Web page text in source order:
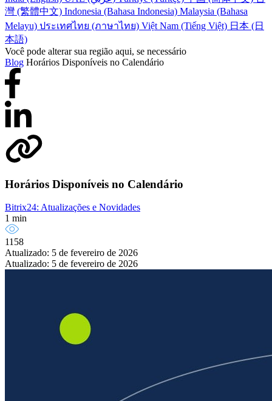
灣 (繁體中文) Indonesia (Bahasa Indonesia) Malaysia (Bahasa
Melayu) ประเทศไทย (ภาษาไทย) Việt Nam (Tiếng Việt) 日本 (日
本語)
Você pode alterar sua região aqui, se necessário
Blog Horários Disponíveis no Calendário
Horários Disponíveis no Calendário
Bitrix24: Atualizações e Novidades
1 min
1158
Atualizado: 5 de fevereiro de 2026
Atualizado: 5 de fevereiro de 2026